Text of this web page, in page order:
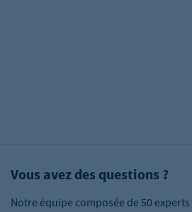
Vous avez des questions ?
Notre équipe composée de 50